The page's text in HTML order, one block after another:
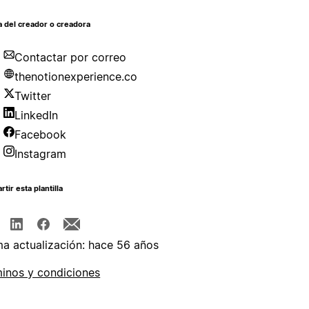
del creador o creadora
Contactar por correo
thenotionexperience.co
Twitter
LinkedIn
Facebook
Instagram
esta plantilla
actualización: hace 56 años
y condiciones